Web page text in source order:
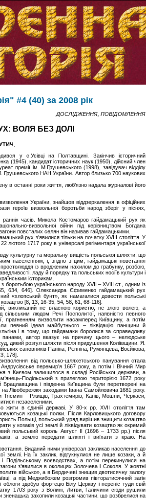
#4 (40) за 2008 рік
ДОСЛІДЖЕННЯ, ПОВІДОМЛЕННЯ
ВОЛЯ БЕЗ ДОЛІ
у с.Усівці на Полтавщині. Закінчив історичний
(1945), кандидат історичних наук (1950), дійсний член
премії ім. М.Грушевського (1998), завідувач відділу
Грушевського НАН України. Автор близько 700 наукових
в останні роки життя, люб’язно надала журналові його
України, знайшов віддзеркалення в офіційних
героїв визвольної боротьби народ зберіг у піснях,
часів. Микола Костомаров гайдамацький рух як
визвольної війни під керівництвом Богдана
повсталих селян він називав гайдамацькими.
рух з’явилися тільки на початку XVIII століття. У
1717 року в універсалі регіментаря української
культурну та моральну вищість польської шляхти, що
населенням, і, згідно з цим, гайдамацькі повстання
простолюддя із вродженим нахилом до грабунку, розбою,
ладу й порядку та польських носіїв культури і
історикам.
боротьбою українського народу XVII – XVIII ст., одним із
634, 646]. Олександра Єфименко гайдамацький рух
«хлопський бунт», як намагалися довести польські
козацтво [8, 13, 16-35, 54, 58, 61, 68-116].
викликаний не власною користю, не злою волею, а
сільським людом Речі Посполитої, наявністю певного
прагненням визволити насамперед Київщину, а потім
певний ідеал майбутнього – ліквідацію панщини й
і в тому, що гайдамаки боролися за справедливу
автор вказує на причину цього – нелюдське
дикий розгул шляхти після придушення Коліївщини. Я.
сановників Паніна, Рєпніна, Румянцева, Воєйкова,
178].
від польсько-шляхетського панування стала
перемир’я 1667 року, а потім і Вічний Мир
з Києвом залишилося в складі Російської держави, а
Подільський з прилеглою територією 1672 року
і південна Київщина були перетворені на
Лівобережжя заходами Івана Самойловича 1681 року.
Тясмин – Ржищів, Трахтемирів, Канів, Мошни, Черкаси,
незаселеними.
жити в єдиній державі. У 80-х рр. XVII століття там
козацькі полки. Після Карловицького договору
Польщі, польський уряд вирішив знищити козацтво
у козаків усі землі й ліквідувати козацтво як окремий
польський король Август II (1696 – 1733 рр.) після
а землю передати шляхті і виїхати з краю. На
Виданий ними універсал закликав населення до
землі. На їх заклик, відгукнулися не лише козаки, а й
Подільському воєводствах, а потім перекинулися на
з’явилися в околицях Золочева і Соколя. У жовтні
військо», а в Бердичеві знищив двотисячну залогу
а під Меджибожем розгромив півторатисячний загін
облоги здобув фортецю Білу Церкву і переніс туди свій
1703 року з Волині, Литви, Галичини сюди рушили
захопили козацькі частини, що розбрелися на